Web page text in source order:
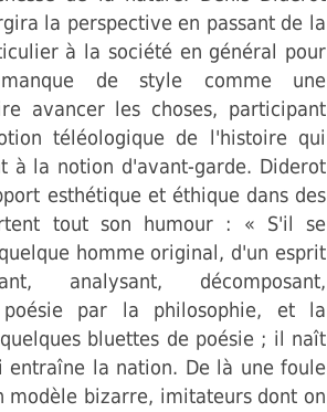
la perspective en passant de la
à la société en général pour
de style comme une
avancer les choses, participant
téléologique de l'histoire qui
à la notion d'avant-garde. Diderot
esthétique et éthique dans des
tout son humour : « S'il se
homme original, d'un esprit
analysant, décomposant,
par la philosophie, et la
bluettes de poésie ; il naît
entraîne la nation. De là une foule
modèle bizarre, imitateurs dont on